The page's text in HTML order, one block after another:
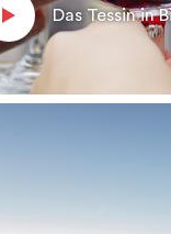
Das Tessin in